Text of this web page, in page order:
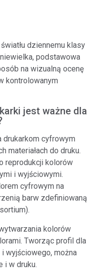
dziennemu klasy
podstawowa
na wizualną ocenę
kontrolowanym
jest ważne dla
drukarkom cyfrowym
materiałach do druku.
reprodukcji kolorów
i wyjściowymi.
cyfrowym na
barw zdefiniowaną
kolorów
Tworząc profil dla
wyjściowego, można
i w druku.